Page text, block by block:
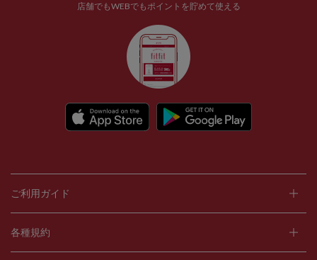
店舗でもWEBでもポイントを貯めて使える
ご利用ガイド
各種規約